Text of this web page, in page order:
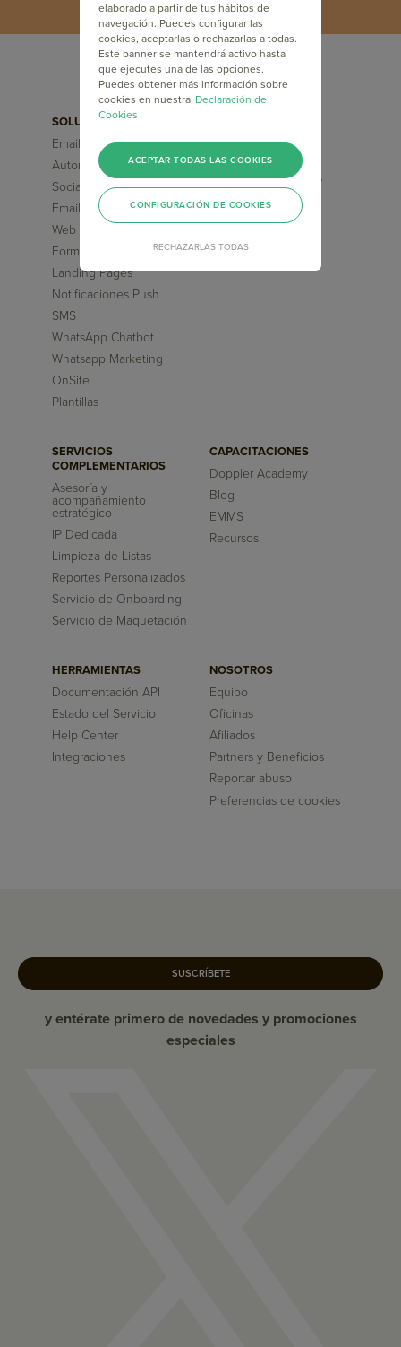
SOLUCIONES
Email Marketing
Automation Marketing
Social Media ChatBot
Email Transaccional
Web Chatbot
Formularios
Landing Pages
Notificaciones Push
SMS
WhatsApp Chatbot
Whatsapp Marketing
OnSite
Plantillas
Segmentaciones
Avanzadas
Flujos pre-diseñados
Inteligencia Artificial
Reportes
SERVICIOS
COMPLEMENTARIOS
Asesoría y
acompañamiento
estratégico
IP Dedicada
Limpieza de Listas
Reportes Personalizados
Servicio de Onboarding
Servicio de Maquetación
CAPACITACIONES
Doppler Academy
Blog
EMMS
Recursos
HERRAMIENTAS
Documentación API
Estado del Servicio
Help Center
Integraciones
NOSOTROS
Equipo
Oficinas
Afiliados
Partners y Beneficios
Reportar abuso
Preferencias de cookies
SUSCRÍBETE
y entérate primero de novedades y promociones
especiales
elaborado a partir de tus hábitos de
navegación. Puedes configurar las
cookies, aceptarlas o rechazarlas a todas.
Este banner se mantendrá activo hasta
que ejecutes una de las opciones.
Puedes obtener más información sobre
cookies en nuestra Declaración de
Cookies
RECHAZARLAS TODAS
ACEPTAR TODAS LAS COOKIES
CONFIGURACIÓN DE COOKIES